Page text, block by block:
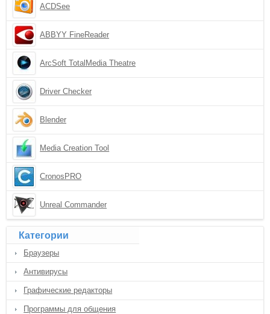
ACDSee
ABBYY FineReader
ArcSoft TotalMedia Theatre
Driver Checker
Blender
Media Creation Tool
CronosPRO
Unreal Commander
Категории
Браузеры
Антивирусы
Графические редакторы
Программы для общения